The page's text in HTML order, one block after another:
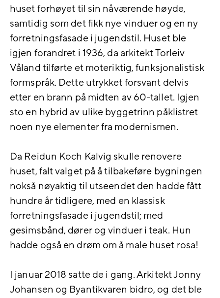
huset forhøyet til sin nåværende høyde,
samtidig som det fikk nye vinduer og en ny
forretningsfasade i jugendstil. Huset ble
igjen forandret i 1936, da arkitekt Torleiv
Våland tilførte et moteriktig, funksjonalistisk
formspråk. Dette utrykket forsvant delvis
etter en brann på midten av 60-tallet. Igjen
sto en hybrid av ulike byggetrinn påklistret
noen nye elementer fra modernismen.
Da Reidun Koch Kalvig skulle renovere
huset, falt valget på å tilbakeføre bygningen
nokså nøyaktig til utseendet den hadde fått
hundre år tidligere, med en klassisk
forretningsfasade i jugendstil; med
gesimsbånd, dører og vinduer i teak. Hun
hadde også en drøm om å male huset rosa!
I januar 2018 satte de i gang. Arkitekt Jonny
Johansen og Byantikvaren bidro, og det ble